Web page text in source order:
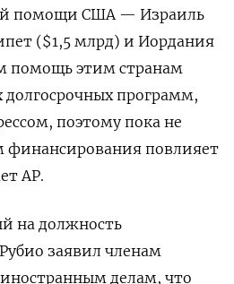
помощи США — Израиль
($1,5 млрд) и Иордания
помощь этим странам
долгосрочных программ,
поэтому пока не
финансирования повлияет
AP.
на должность
заявил членам
делам, что